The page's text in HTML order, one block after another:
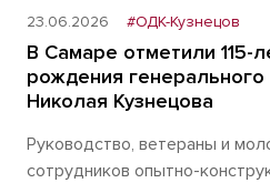
23.06.2026 #ОДК-Кузнецов
В Самаре отметили 115-
рождения генерального
Николая Кузнецова
Руководство, ветераны и
сотрудников опытно-